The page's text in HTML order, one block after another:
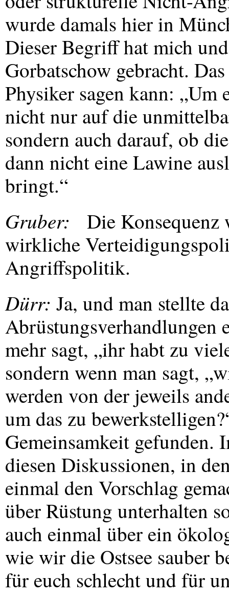
wurde damals hier in
Dieser Begriff hat mich
Gorbatschow gebracht.
Physiker sagen kann:
nicht nur auf die
sondern auch darauf, ob
dann nicht eine Lawine
bringt.“
Gruber:
Die Konsequenz
wirkliche
Angriffspolitik.
Dürr: Ja, und man stellte
Abrüstungsverhandlungen
mehr sagt, „ihr habt zu
sondern wenn man sagt,
werden von der jeweils
um das zu
Gemeinsamkeit gefunden.
diesen Diskussionen, in
einmal den Vorschlag
über Rüstung unterhalten
auch einmal über ein
wie wir die Ostsee sauber
für euch schlecht und für